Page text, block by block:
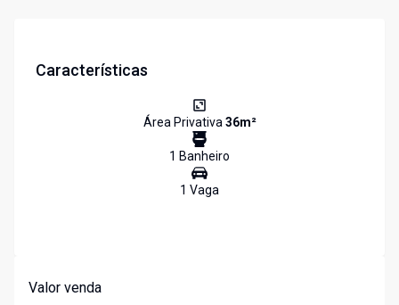
Características
Área Privativa36m²
1 Banheiro
1 Vaga
Valor venda